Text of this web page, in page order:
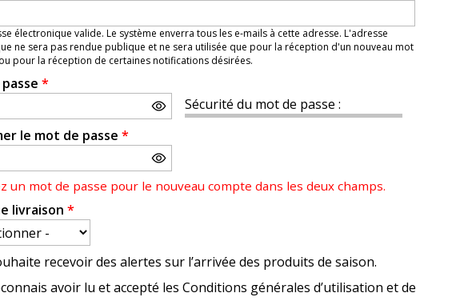
électronique valide. Le système enverra tous les e-mails à cette adresse. L'adresse
ne sera pas rendue publique et ne sera utilisée que pour la réception d'un nouveau mot
pour la réception de certaines notifications désirées.
*
Sécurité du mot de passe :
le mot de passe *
un mot de passe pour le nouveau compte dans les deux champs.
livraison *
recevoir des alertes sur l’arrivée des produits de saison.
avoir lu et accepté les Conditions générales d’utilisation et de